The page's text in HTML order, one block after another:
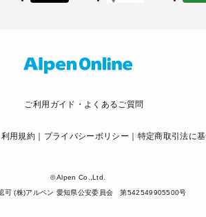
ご利用ガイド・よくあるご質問
利用規約 プライバシーポリシー 特定商取引法に
© Alpen Co.,Ltd.
可 (株)アルペン 愛知県公安委員会 第542549905500号